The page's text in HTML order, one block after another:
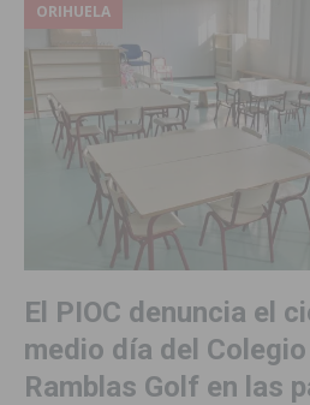
ORIHUELA
El PIOC denuncia el
medio día del
Ramblas Golf en las